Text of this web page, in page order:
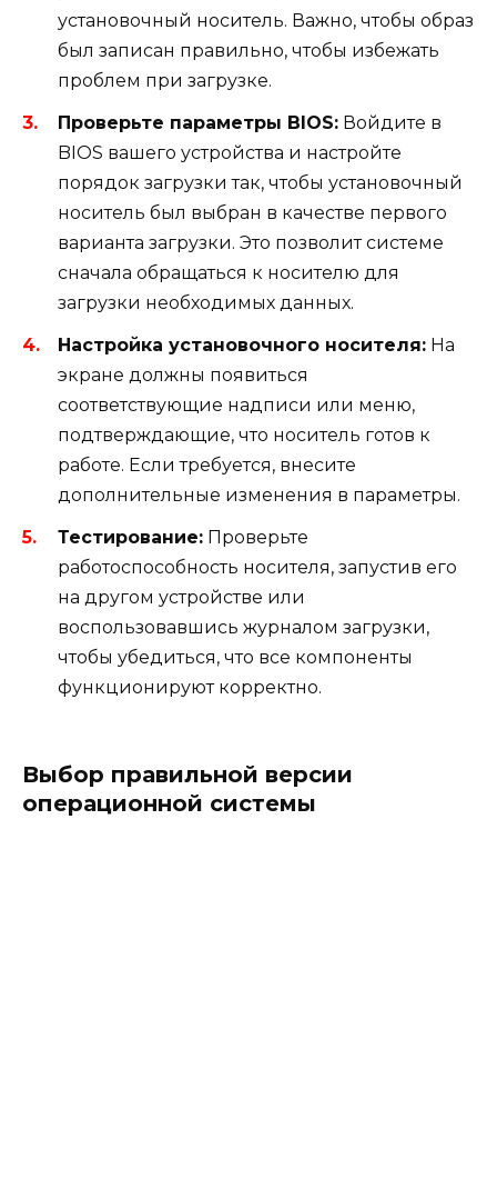
установочный носитель. Важно, чтобы образ
был записан правильно, чтобы избежать
проблем при загрузке.
Проверьте параметры BIOS: Войдите в
BIOS вашего устройства и настройте
порядок загрузки так, чтобы установочный
носитель был выбран в качестве первого
варианта загрузки. Это позволит системе
сначала обращаться к носителю для
загрузки необходимых данных.
Настройка установочного носителя: На
экране должны появиться
соответствующие надписи или меню,
подтверждающие, что носитель готов к
работе. Если требуется, внесите
дополнительные изменения в параметры.
Тестирование: Проверьте
работоспособность носителя, запустив его
на другом устройстве или
воспользовавшись журналом загрузки,
чтобы убедиться, что все компоненты
функционируют корректно.
Выбор правильной версии
операционной системы